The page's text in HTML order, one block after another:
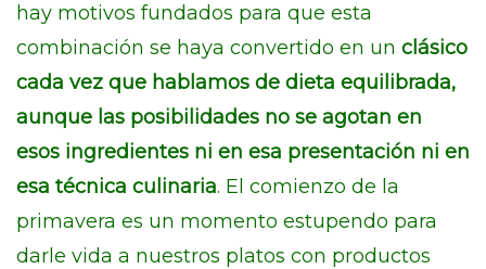
hay motivos fundados para que esta
combinación se haya convertido en un clásico
cada vez que hablamos de dieta equilibrada,
aunque las posibilidades no se agotan en
esos ingredientes ni en esa presentación ni en
esa técnica culinaria. El comienzo de la
primavera es un momento estupendo para
darle vida a nuestros platos con productos